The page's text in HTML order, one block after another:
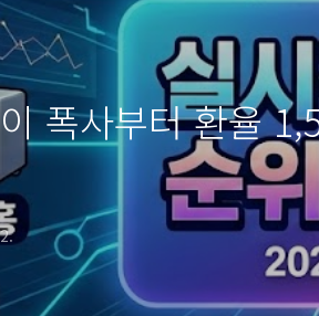
폭사부터 환율